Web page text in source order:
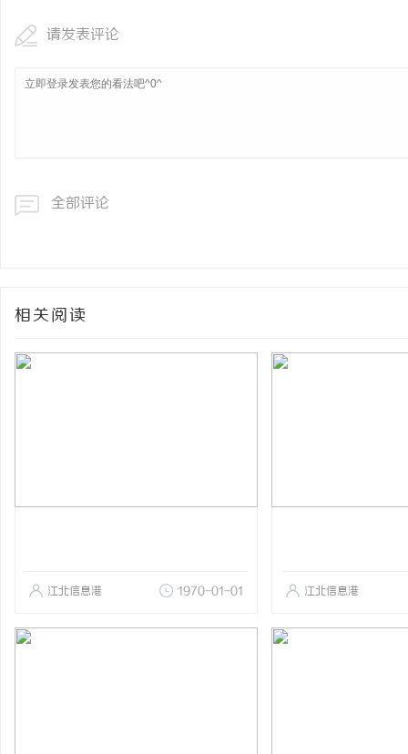
请发表评论
全部评论
相关阅读
江北信息港 1970-01-01 江北信息港